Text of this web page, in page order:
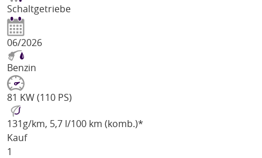
Schaltgetriebe
06/2026
Benzin
81 KW (110 PS)
131 g/km, 5,7 l/100 km (komb.)*
Kauf
1